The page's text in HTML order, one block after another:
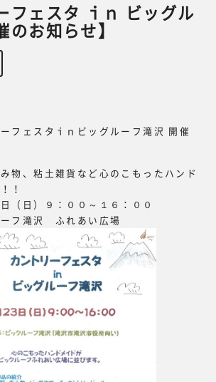
フェスタ ｉｎ ビッグル
お知らせ】
フェスタｉｎビッグルーフ滝沢 開催
物、粘土雑貨など心のこもったハンド
！
（日）９：００～１６：００
ーフ滝沢 ふれあい広場